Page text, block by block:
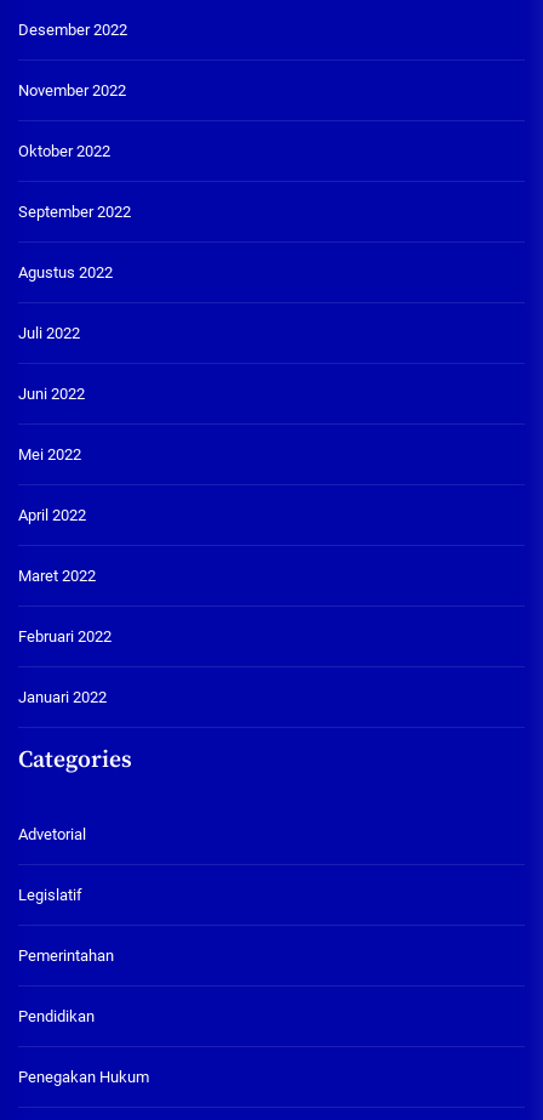
Desember 2022
November 2022
Oktober 2022
September 2022
Agustus 2022
Juli 2022
Juni 2022
Mei 2022
April 2022
Maret 2022
Februari 2022
Januari 2022
Categories
Advetorial
Legislatif
Pemerintahan
Pendidikan
Penegakan Hukum